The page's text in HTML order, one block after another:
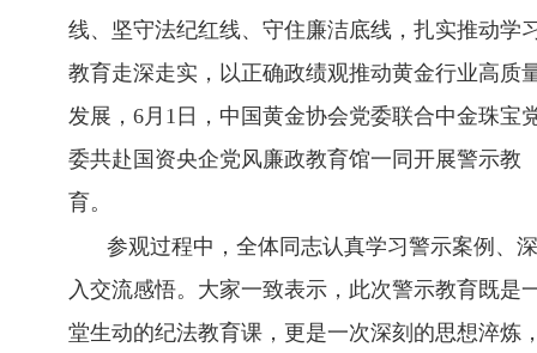
线、坚守法纪红线、守住廉洁底线，扎实推动学
教育走深走实，以正确政绩观推动黄金行业高质
发展，6月1日，中国黄金协会党委联合中金珠宝
委共赴国资央企党风廉政教育馆一同开展警示教
育。
参观过程中，全体同志认真学习警示案例、深
入交流感悟。大家一致表示，此次警示教育既是
堂生动的纪法教育课，更是一次深刻的思想淬炼